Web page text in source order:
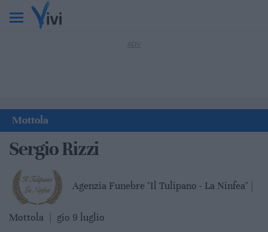
Mottola
Sergio Rizzi
Agenzia Funebre "Il Tulipano - La Ninfea" |
Mottola gio 9 luglio